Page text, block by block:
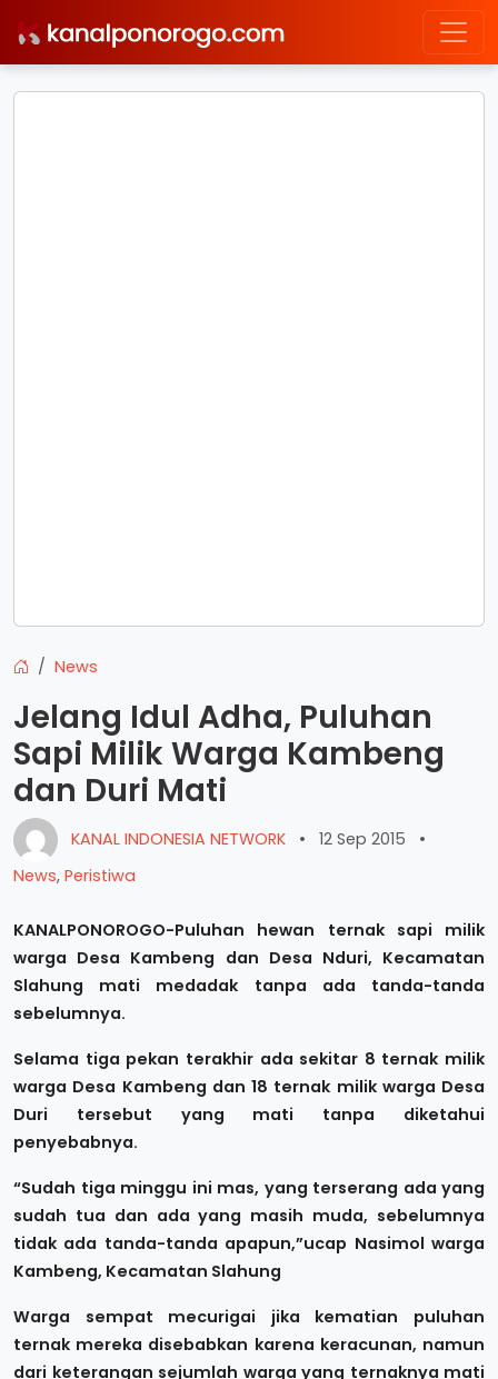
News
Jelang Idul Adha, Puluhan
Sapi Milik Warga Kambeng
dan Duri Mati
KANAL INDONESIA NETWORK • 12 Sep 2015
•
News, Peristiwa
KANALPONOROGO-Puluhan hewan ternak sapi milik
warga Desa Kambeng dan Desa Nduri, Kecamatan
Slahung mati medadak tanpa ada tanda-tanda
sebelumnya.
Selama tiga pekan terakhir ada sekitar 8 ternak milik
warga Desa Kambeng dan 18 ternak milik warga Desa
Duri tersebut yang mati tanpa diketahui
penyebabnya.
“Sudah tiga minggu ini mas, yang terserang ada yang
sudah tua dan ada yang masih muda, sebelumnya
tidak ada tanda-tanda apapun,”ucap Nasimol warga
Kambeng, Kecamatan Slahung
Warga sempat mecurigai jika kematian puluhan
ternak mereka disebabkan karena keracunan, namun
dari keterangan sejumlah warga yang ternaknya mati